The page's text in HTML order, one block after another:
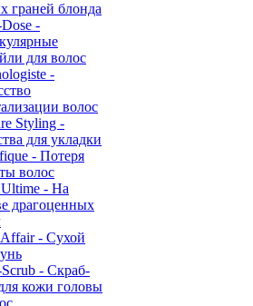
граней блонда
-
для волос
-
волос
Styling -
для укладки
- Потеря
волос
- На
драгоценных
Affair - Сухой
- Скраб-
кожи головы